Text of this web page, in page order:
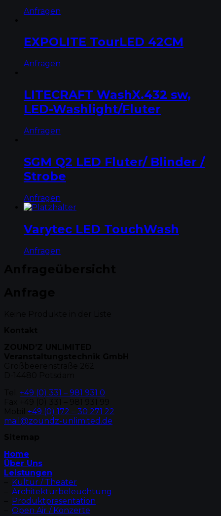
Anfragen
EXPOLITE TourLED 42CM
Anfragen
LITECRAFT WashX.432 sw,
LED-Washlight/Fluter
Anfragen
SGM Q2 LED Fluter/ Blinder /
Strobe
Anfragen
Varytec LED TouchWash
Anfragen
+49 (0) 331 – 981 931 0
+49 (0) 172 – 30 271 22
mail@zoundz-unlimited.de
Home
Über Uns
Leistungen
Kultur / Theater
Architekturbeleuchtung
Produktpräsentation
Open Air / Konzerte